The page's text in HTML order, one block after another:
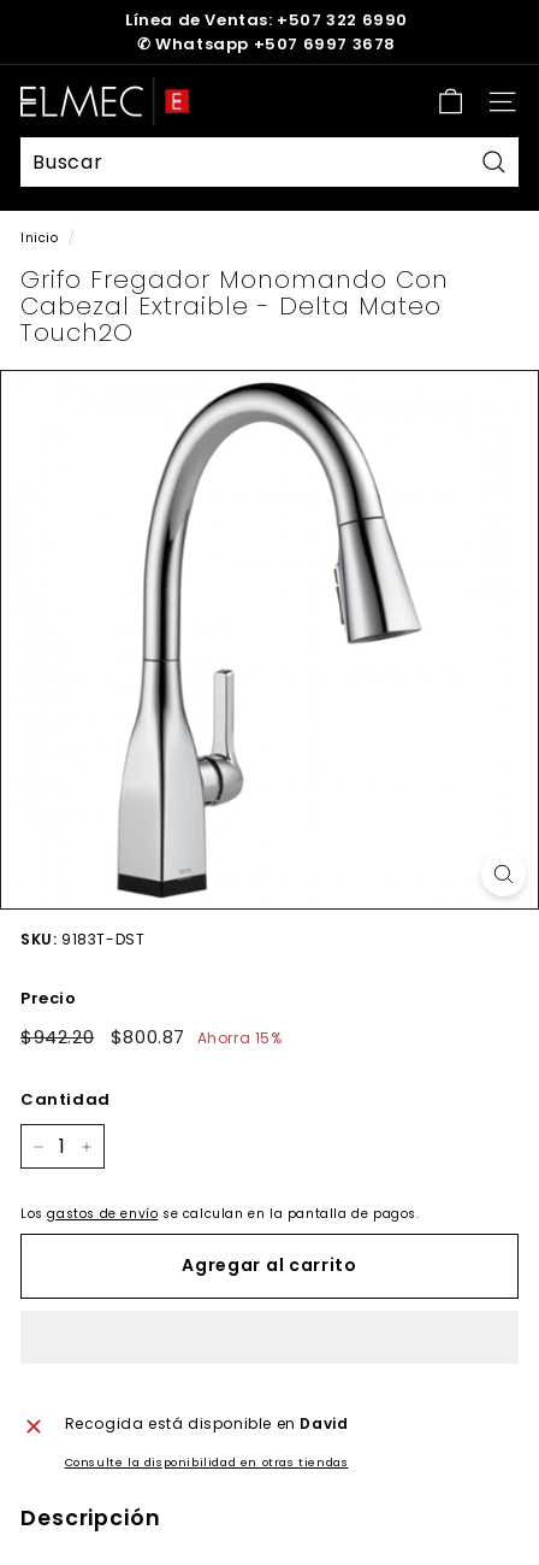
diapositivas
pausa
Línea de Ventas: +507 322 6990
✆ Whatsapp +507 6997 3678
E
L
M
E
C
Inicio /
Grifo Fregador Monomando Con
Cabezal Extraible - Delta Mateo
Touch2O
SKU: 9183T-DST
Precio
Precio
$942.20$942.20
Precio
$800.87 $800.87
Ahorra 15%
Cantidad
Losgastos de envío se calculan en la pantalla de pagos.
Agregar al carrito
Recogida está disponible en David
Consulte la disponibilidad en otras tiendas
Descripción